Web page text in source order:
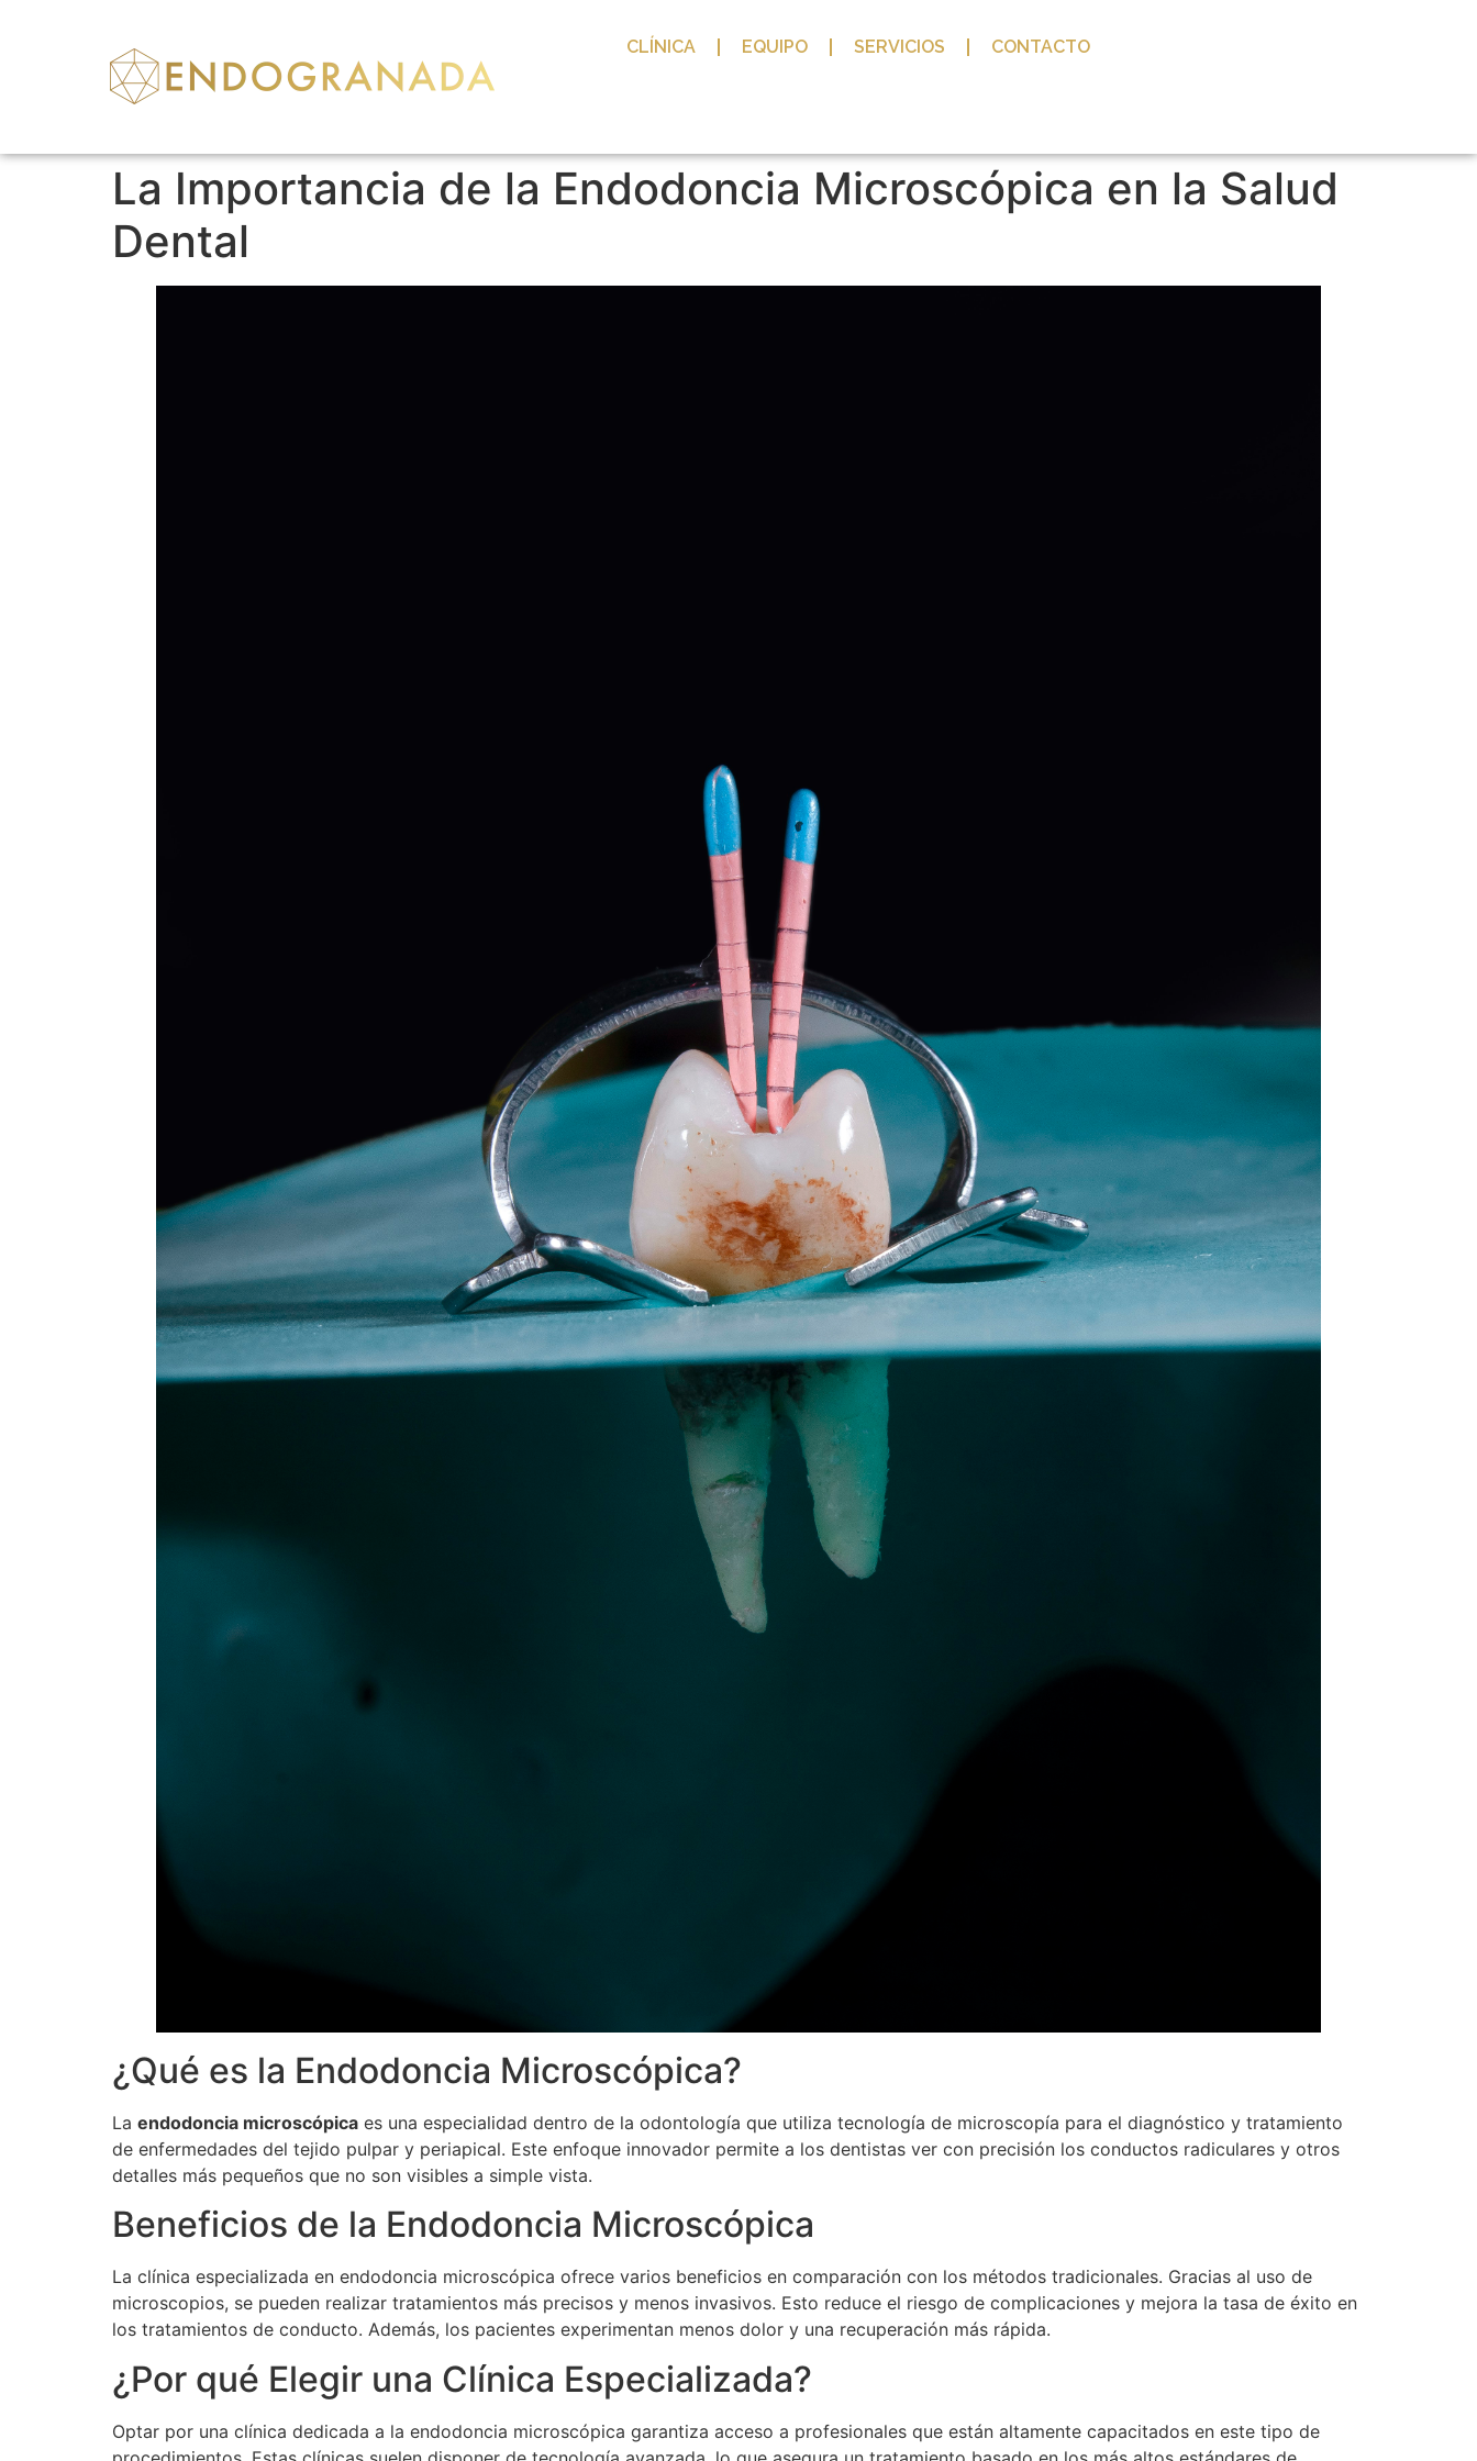
CLÍNICA EQUIPO SERVICIOS CONTACTO
La Importancia de la Endodoncia Microscópica en la Salud
Dental
¿Qué es la Endodoncia Microscópica?
La endodoncia microscópica es una especialidad dentro de la odontología que utiliza tecnología de microscopía para el diagnóstico y tratamiento
de enfermedades del tejido pulpar y periapical. Este enfoque innovador permite a los dentistas ver con precisión los conductos radiculares y otros
detalles más pequeños que no son visibles a simple vista.
Beneficios de la Endodoncia Microscópica
La clínica especializada en endodoncia microscópica ofrece varios beneficios en comparación con los métodos tradicionales. Gracias al uso de
microscopios, se pueden realizar tratamientos más precisos y menos invasivos. Esto reduce el riesgo de complicaciones y mejora la tasa de éxito en
los tratamientos de conducto. Además, los pacientes experimentan menos dolor y una recuperación más rápida.
¿Por qué Elegir una Clínica Especializada?
Optar por una clínica dedicada a la endodoncia microscópica garantiza acceso a profesionales que están altamente capacitados en este tipo de